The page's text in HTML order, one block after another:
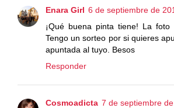
Enara Girl 6 de septiembre de
¡Qué buena pinta tiene! La foto
Tengo un sorteo por si quieres
apuntada al tuyo. Besos
Responder
Cosmoadicta 7 de septiembre